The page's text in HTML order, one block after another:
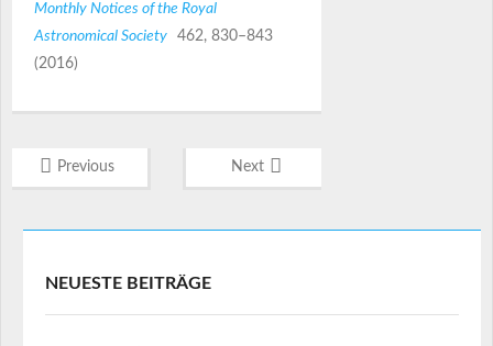
Monthly Notices of the Royal
Astronomical Society
462, 830–843
(2016)
Previous Next
NEUESTE BEITRÄGE